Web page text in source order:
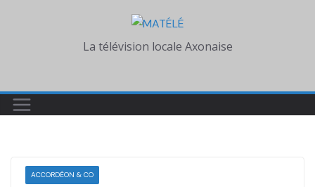
La télévision locale Axonaise
ACCORDÉON & CO